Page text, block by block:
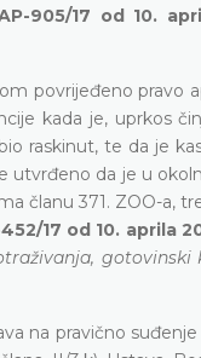
905/17 od 10.
povrijeđeno pravo
kada je, uprkos
raskinut, te da je
da je u
članu 371. ZOO-a,
17 od 10. aprila
gotovinski
na pravično